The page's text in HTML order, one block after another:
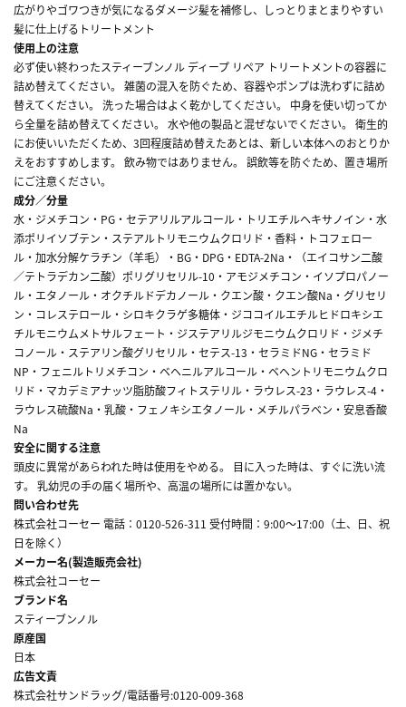
広がりやゴワつきが気になるダメージ髪を補修し、しっとりまとまりやすい
髪に仕上げるトリートメント
使用上の注意
必ず使い終わったスティーブンノル ディープ リペア トリートメントの容器に
詰め替えてください。 雑菌の混入を防ぐため、容器やポンプは洗わずに詰め
替えてください。 洗った場合はよく乾かしてください。 中身を使い切ってか
ら全量を詰め替えてください。 水や他の製品と混ぜないでください。 衛生的
にお使いいただくため、3回程度詰め替えたあとは、新しい本体へのおとりか
えをおすすめします。 飲み物ではありません。 誤飲等を防ぐため、置き場所
にご注意ください。
成分／分量
水・ジメチコン・PG・セテアリルアルコール・トリエチルヘキサノイン・水
添ポリイソブテン・ステアルトリモニウムクロリド・香料・トコフェロー
ル・加水分解ケラチン（羊毛）・BG・DPG・EDTA-2Na・（エイコサン二酸
／テトラデカン二酸）ポリグリセリル-10・アモジメチコン・イソプロパノー
ル・エタノール・オクチルドデカノール・クエン酸・クエン酸Na・グリセリ
ン・コレステロール・シロキクラゲ多糖体・ジココイルエチルヒドロキシエ
チルモニウムメトサルフェート・ジステアリルジモニウムクロリド・ジメチ
コノール・ステアリン酸グリセリル・セテス-13・セラミドNG・セラミド
NP・フェニルトリメチコン・ベヘニルアルコール・ベヘントリモニウムクロ
リド・マカデミアナッツ脂肪酸フィトステリル・ラウレス-23・ラウレス-4・
ラウレス硫酸Na・乳酸・フェノキシエタノール・メチルパラベン・安息香酸
Na
安全に関する注意
頭皮に異常があらわれた時は使用をやめる。 目に入った時は、すぐに洗い流
す。 乳幼児の手の届く場所や、高温の場所には置かない。
問い合わせ先
株式会社コーセー 電話：0120-526-311 受付時間：9:00～17:00（土、日、祝
日を除く）
メーカー名(製造販売会社)
株式会社コーセー
ブランド名
スティーブンノル
原産国
日本
広告文責
株式会社サンドラッグ/電話番号:0120-009-368